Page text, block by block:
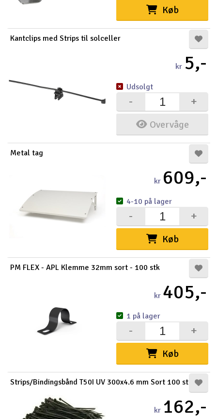
Køb
Kantclips med Strips til solceller
kr 5,-
Overvåge
+
-
Udsolgt
Metal tag
kr 609,-
Køb
+
-
4-10 på lager
PM FLEX - APL Klemme 32mm sort - 100 stk
kr 405,-
Køb
+
-
1 på lager
Strips/Bindingsbånd T50I UV 300x4.6 mm Sort 100 st
kr 162,-